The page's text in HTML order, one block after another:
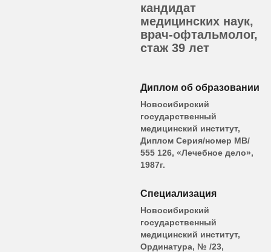
кандидат
медицинских наук,
врач-офтальмолог,
стаж 39 лет
Диплом об образовании
Новосибирский
государственный
медицинский институт,
Диплом Серия/номер МВ/
555 126, «Лечебное дело»,
1987г.
Специализация
Новосибирский
государственный
медицинский институт,
Ординатура, № /23,